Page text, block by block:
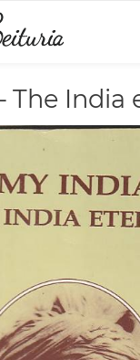
The India